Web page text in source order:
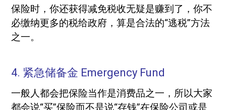
保险时，你还获得减免税收无疑是赚到了，你不
必缴纳更多的税给政府，算是合法的“逃税”方法
之一。
4. 紧急储备金 Emergency Fund
一般人都会把保险当作是消费品之一，所以大家
都会说“买”保险而不是说“存钱”在保险公司或是